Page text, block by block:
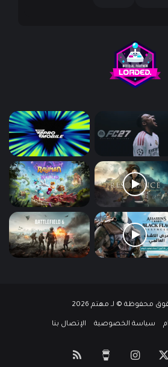
محفوظة © لـ مهتم 2026
سياسة الخصوصية الإتصال بنا
انستقرام